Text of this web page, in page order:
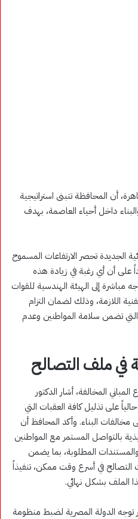
أن المحافظة تتبنى استراتيجية
داخل أحياء العاصمة، بهدف
الجديدة تحصر الارتفاعات المسموح
أدوار”، مشدداً على أن أي رغبة في زيادة هذه
مباشرة إلى الهيئة الهندسية للقوات
اللازمة، وذلك لضمان التزام
التي تضمن سلامة المواطنين وعدم
في ملف التصالح
المخالفة، أشار الدكتور
على تذليل كافة العقبات التي
مخالفات البناء. وأكد المحافظ أن
بالتواصل المستمر مع المواطنين
المطلوبة، بما يضمن
التصالح في أسرع وقت ممكن، تنفيذاً
الملف بشكل نهائي.
توجه الدولة المصرية لضبط منظومة